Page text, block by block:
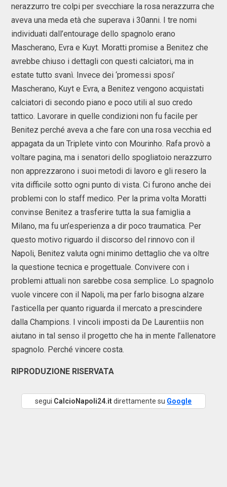
nerazzurro tre colpi per svecchiare la rosa nerazzurra che
aveva una meda età che superava i 30anni. I tre nomi
individuati dall’entourage dello spagnolo erano
Mascherano, Evra e Kuyt. Moratti promise a Benitez che
avrebbe chiuso i dettagli con questi calciatori, ma in
estate tutto svanì. Invece dei ‘promessi sposi’
Mascherano, Kuyt e Evra, a Benitez vengono acquistati
calciatori di secondo piano e poco utili al suo credo
tattico. Lavorare in quelle condizioni non fu facile per
Benitez perché aveva a che fare con una rosa vecchia ed
appagata da un Triplete vinto con Mourinho. Rafa provò a
voltare pagina, ma i senatori dello spogliatoio nerazzurro
non apprezzarono i suoi metodi di lavoro e gli resero la
vita difficile sotto ogni punto di vista. Ci furono anche dei
problemi con lo staff medico. Per la prima volta Moratti
convinse Benitez a trasferire tutta la sua famiglia a
Milano, ma fu un’esperienza a dir poco traumatica. Per
questo motivo riguardo il discorso del rinnovo con il
Napoli, Benitez valuta ogni minimo dettaglio che va oltre
la questione tecnica e progettuale. Convivere con i
problemi attuali non sarebbe cosa semplice. Lo spagnolo
vuole vincere con il Napoli, ma per farlo bisogna alzare
l’asticella per quanto riguarda il mercato a prescindere
dalla Champions. I vincoli imposti da De Laurentiis non
aiutano in tal senso il progetto che ha in mente l’allenatore
spagnolo. Perché vincere costa.
RIPRODUZIONE RISERVATA
segui CalcioNapoli24.itdirettamente su Google